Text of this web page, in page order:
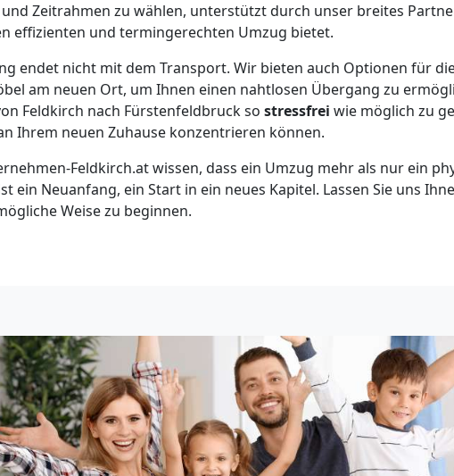
Zeitrahmen zu wählen, unterstützt durch unser breites
effizienten und termingerechten Umzug bietet.
endet nicht mit dem Transport. Wir bieten auch Optionen für
am neuen Ort, um Ihnen einen nahtlosen Übergang zu
Feldkirch nach Fürstenfeldbruck so stressfrei wie möglich zu
Ihrem neuen Zuhause konzentrieren können.
Feldkirch.at wissen, dass ein Umzug mehr als nur ein
ein Neuanfang, ein Start in ein neues Kapitel. Lassen Sie uns
Weise zu beginnen.